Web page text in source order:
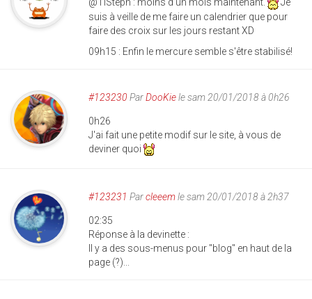
@TiSteph : moins d'un mois maintenant.
Je
suis à veille de me faire un calendrier que pour
faire des croix sur les jours restant XD
09h15 : Enfin le mercure semble s'être stabilisé!
#123230 ParDooKiele sam 20/01/2018 à 0h26
0h26
J'ai fait une petite modif sur le site, à vous de
deviner quoi
#123231 Parcleeemle sam 20/01/2018 à 2h37
02:35
Réponse à la devinette :
Il y a des sous-menus pour "blog" en haut de la
page (?)...